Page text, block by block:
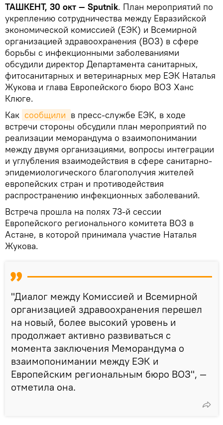
ТАШКЕНТ, 30 окт — Sputnik. План мероприятий по
укреплению сотрудничества между Евразийской
экономической комиссией (ЕЭК) и Всемирной
организацией здравоохранения (ВОЗ) в сфере
борьбы с инфекционными заболеваниями
обсудили директор Департамента санитарных,
фитосанитарных и ветеринарных мер ЕЭК Наталья
Жукова и глава Европейского бюро ВОЗ Ханс
Клюге.
Как сообщили в пресс-службе ЕЭК, в ходе
встречи стороны обсудили план мероприятий по
реализации меморандума о взаимопонимании
между двумя организациями, вопросы интеграции
и углубления взаимодействия в сфере санитарно-
эпидемиологического благополучия жителей
европейских стран и противодействия
распространению инфекционных заболеваний.
Встреча прошла на полях 73-й сессии
Европейского регионального комитета ВОЗ в
Астане, в которой принимала участие Наталья
Жукова.
"Диалог между Комиссией и Всемирной
организацией здравоохранения перешел
на новый, более высокий уровень и
продолжает активно развиваться с
момента заключения Меморандума о
взаимопонимании между ЕЭК и
Европейским региональным бюро ВОЗ", —
отметила она.